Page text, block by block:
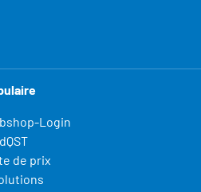
Login
de prix